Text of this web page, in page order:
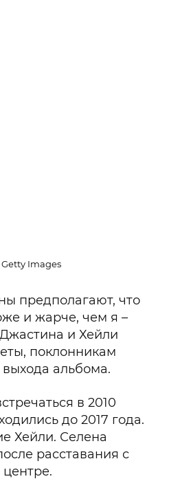
Images
предполагают, что
и жарче, чем я –
и Хейли
поклонникам
альбома.
в 2010
до 2017 года.
Хейли. Селена
расставания с